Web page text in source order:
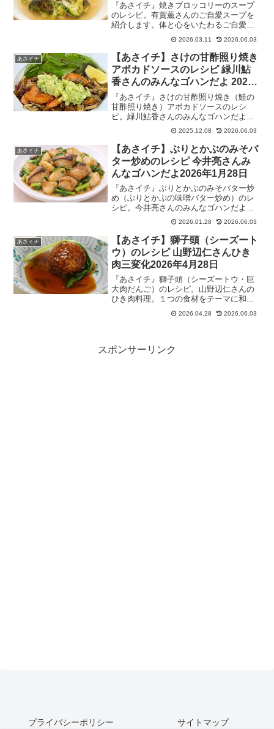
『あさイチ』焼きブロッコリーのスープ
のレシピ。有賀薫さんのご自愛スープを
紹介します。体と心をいたわるご自愛ス
ープ特集！平野レミさん、野崎洋光さ
ん、有賀薫さん、小林まさるさん、ワタ
ナベマキさんら料理のプロが、ご自身の
体と心を整えるために作るご自愛スープ
を伝授。2026年3月11日
2026.03.11 2026.06.03
あさイチ
【あさイチ】さけの甘酢照り焼き
アボカドソースのレシピ 緑川鮎
香さんのみんなゴハンだよ 2025
年12月8日
『あさイチ』さけの甘酢照り焼き（鮭の
甘酢照り焼き）アボカドソースのレシ
ピ。緑川鮎香さんのみんなゴハンだよ！
アボカド料理研究家のアボカド料理で
す。2025年12月8日
2025.12.08 2026.06.03
あさイチ
【あさイチ】ぶりとかぶのみそバ
ター炒めのレシピ 今井亮さんみ
んなゴハンだよ2026年1月28日
『あさイチ』ぶりとかぶのみそバター炒
め（ぶりとかぶの味噌バター炒め）のレ
シピ。今井亮さんのみんなゴハンだよ！
しっかり焼いた冬のブリと、甘みのある
カブを、みそバターで炒めたコク深い主
菜！2026年1月28日
2026.01.28 2026.06.03
あさイチ
【あさイチ】獅子頭（シーズート
ウ）のレシピ 山野辺仁さんひき
肉三変化2026年4月28日
『あさイチ』獅子頭（シーズートウ・巨
大肉だんご）のレシピ。山野辺仁さんの
ひき肉料理。１つの食材をテーマに和
食・フレンチ・中華のシェフが技術を競
い合う新シリーズ。和洋中のプロ（中国
き肉を和洋中で“三変化”！プロの技でまっ
たく別の3皿に!2026年4月28日
2026.04.28 2026.06.03
スポンサーリンク
プライバシーポリシー サイトマップ